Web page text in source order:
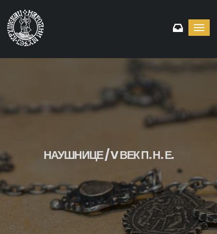
НАУШНИЦЕ / V ВЕК П. Н. Е.